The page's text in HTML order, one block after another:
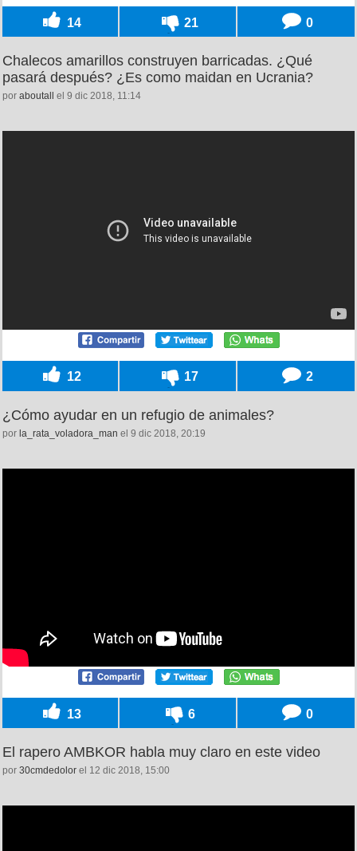
14 21 0
Chalecos amarillos construyen barricadas. ¿Qué
pasará después? ¿Es como maidan en Ucrania?
por aboutall el 9 dic 2018, 11:14
12 17 2
¿Cómo ayudar en un refugio de animales?
por la_rata_voladora_man el 9 dic 2018, 20:19
13 6 0
El rapero AMBKOR habla muy claro en este video
por 30cmdedolor el 12 dic 2018, 15:00